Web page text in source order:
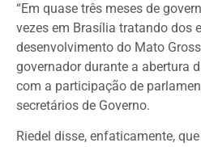
“Em quase três meses de
vezes em Brasília tratando dos
desenvolvimento do Mato
governador durante a abertura
com a participação de
secretários de Governo.
Riedel disse, enfaticamente,